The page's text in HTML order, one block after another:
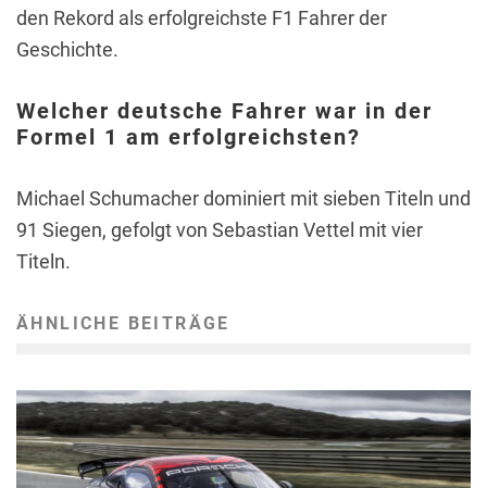
den Rekord als erfolgreichste F1 Fahrer der
Geschichte.
Welcher deutsche Fahrer war in der
Formel 1 am erfolgreichsten?
Michael Schumacher dominiert mit sieben Titeln und
91 Siegen, gefolgt von Sebastian Vettel mit vier
Titeln.
ÄHNLICHE BEITRÄGE